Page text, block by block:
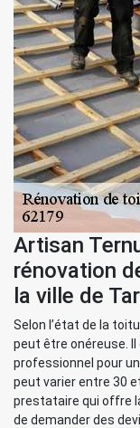
Artisan
rénovation
la ville de
Selon l’état de la
peut être onéreuse.
professionnel pour
peut varier entre 30
prestataire qui offre
de demander des